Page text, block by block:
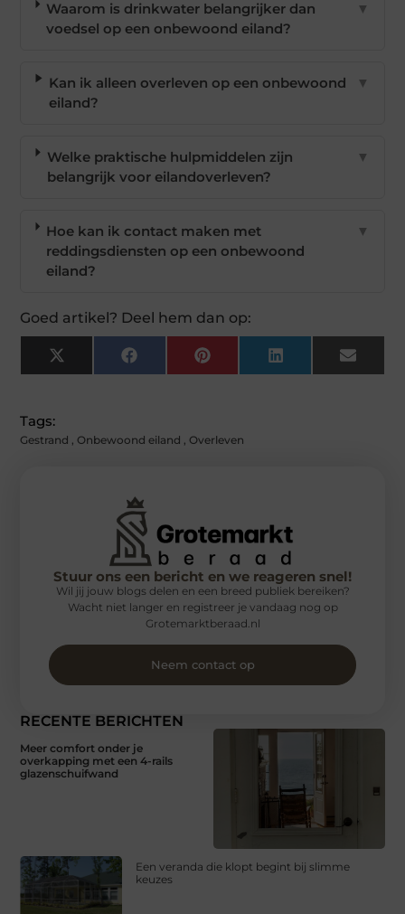
Waarom is drinkwater belangrijker dan
voedsel op een onbewoond eiland?
▼
Kan ik alleen overleven op een onbewoond
eiland?
▼
Welke praktische hulpmiddelen zijn
belangrijk voor eilandoverleven?
▼
Hoe kan ik contact maken met
reddingsdiensten op een onbewoond
eiland?
▼
Goed artikel? Deel hem dan op:
X
(Twitter)
FacebookPinterest LinkedIn Email
Tags:
Gestrand , Onbewoond eiland , Overleven
RECENTE BERICHTEN
Meer comfort onder je
overkapping met een 4-rails
glazenschuifwand
Een veranda die klopt begint bij slimme
keuzes
Stuur ons een bericht en we reageren snel!
Wil jij jouw blogs delen en een breed publiek bereiken?
Wacht niet langer en registreer je vandaag nog op
Grotemarktberaad.nl
Neem contact op